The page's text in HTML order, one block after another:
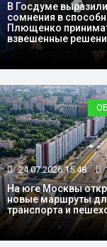
23.07.2026 13:21
"Настало время
SHAMAN сжёг
кожаные штаны
В Госдуме выразили
сомнения в
Плющенко
взвешенные
24.07.2026 15:48
На юге Москвы
новые маршруты
транспорта и